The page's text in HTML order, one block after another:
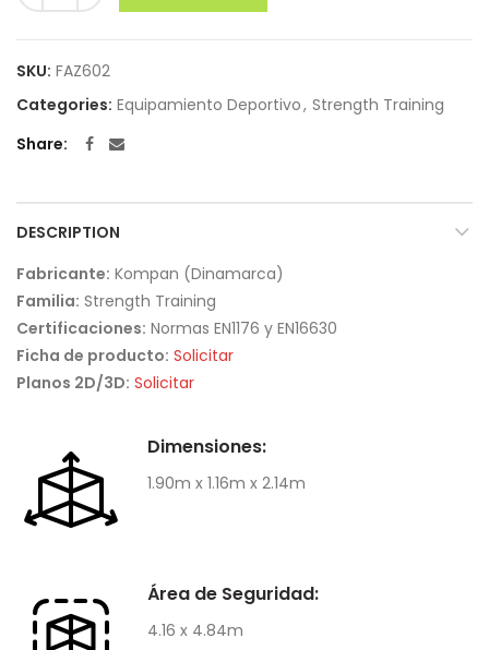
SKU: FAZ602
Categories: Equipamiento Deportivo, Strength Training
Share
DESCRIPTION
Fabricante: Kompan (Dinamarca)
Familia: Strength Training
Certificaciones: Normas EN1176 y EN16630
Ficha de producto: Solicitar
Planos 2D/3D: Solicitar
Dimensiones:
1.90m x 1.16m x 2.14m
Área de Seguridad:
4.16 x 4.84m